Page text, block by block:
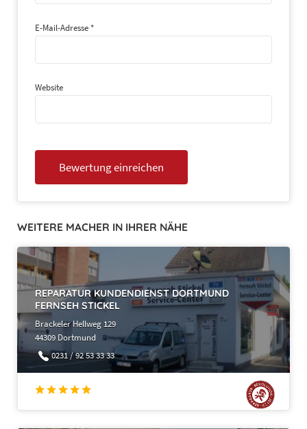
E-Mail-Adresse *
Website
WEITERE MACHER IN IHRER NÄHE
REPARATUR KUNDENDIENST DORTMUND
FERNSEH STICKEL
Brackeler Hellweg 129
44309 Dortmund
0231 / 92 53 33 33